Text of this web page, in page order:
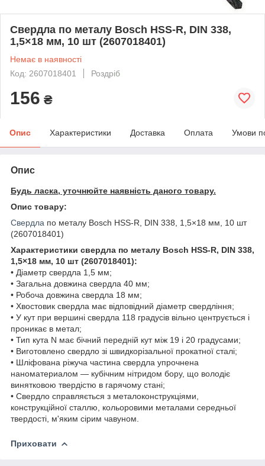
Свердла по металу Bosch HSS-R, DIN 338,
1,5×18 мм, 10 шт (2607018401)
Немає в наявності
Код: 2607018401
Роздріб
156 ₴
Опис Характеристики Доставка Оплата Умови
Опис
Будь ласка, уточнюйте наявність даного товару.
Опис товару:
Свердла по металу Bosch HSS-R, DIN 338, 1,5×18 мм, 10 шт
(2607018401)
Характеристики свердла по металу Bosch HSS-R, DIN 338,
1,5×18 мм, 10 шт (2607018401):
• Діаметр свердла 1,5 мм;
• Загальна довжина свердла 40 мм;
• Робоча довжина свердла 18 мм;
• Хвостовик свердла має відповідний діаметр свердління;
• У кут при вершині свердла 118 градусів вільно центрується і
проникає в метал;
• Тип кута N має бічний передній кут між 19 і 20 градусами;
• Виготовлено свердло зі швидкорізальної прокатної сталі;
• Шліфована ріжуча частина свердла упрочнена
наноматериалом — кубічним нітридом бору, що володіє
винятковою твердістю в гарячому стані;
• Свердло справляється з металоконструкціями,
конструкційної сталлю, кольоровими металами середньої
твердості, м'яким сірим чавуном.
Приховати